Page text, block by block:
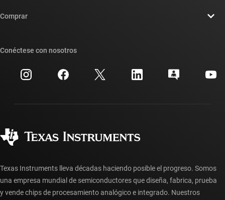
Sala de redacción
Relaciones con los inversionistas
Fabricación
Búsqueda de referencias cruzadas
Centro de atención al cliente
Preguntas frecuentes sobre la cuenta myTI
Comprar
Preguntas frecuentes sobre pedidos
Conéctese con nosotros
Texas Instruments lleva décadas haciendo posible el progreso. Somos
una empresa mundial de semiconductores que diseña, fabrica, prueba
y vende chips de procesamiento analógico e integrado. Nuestros